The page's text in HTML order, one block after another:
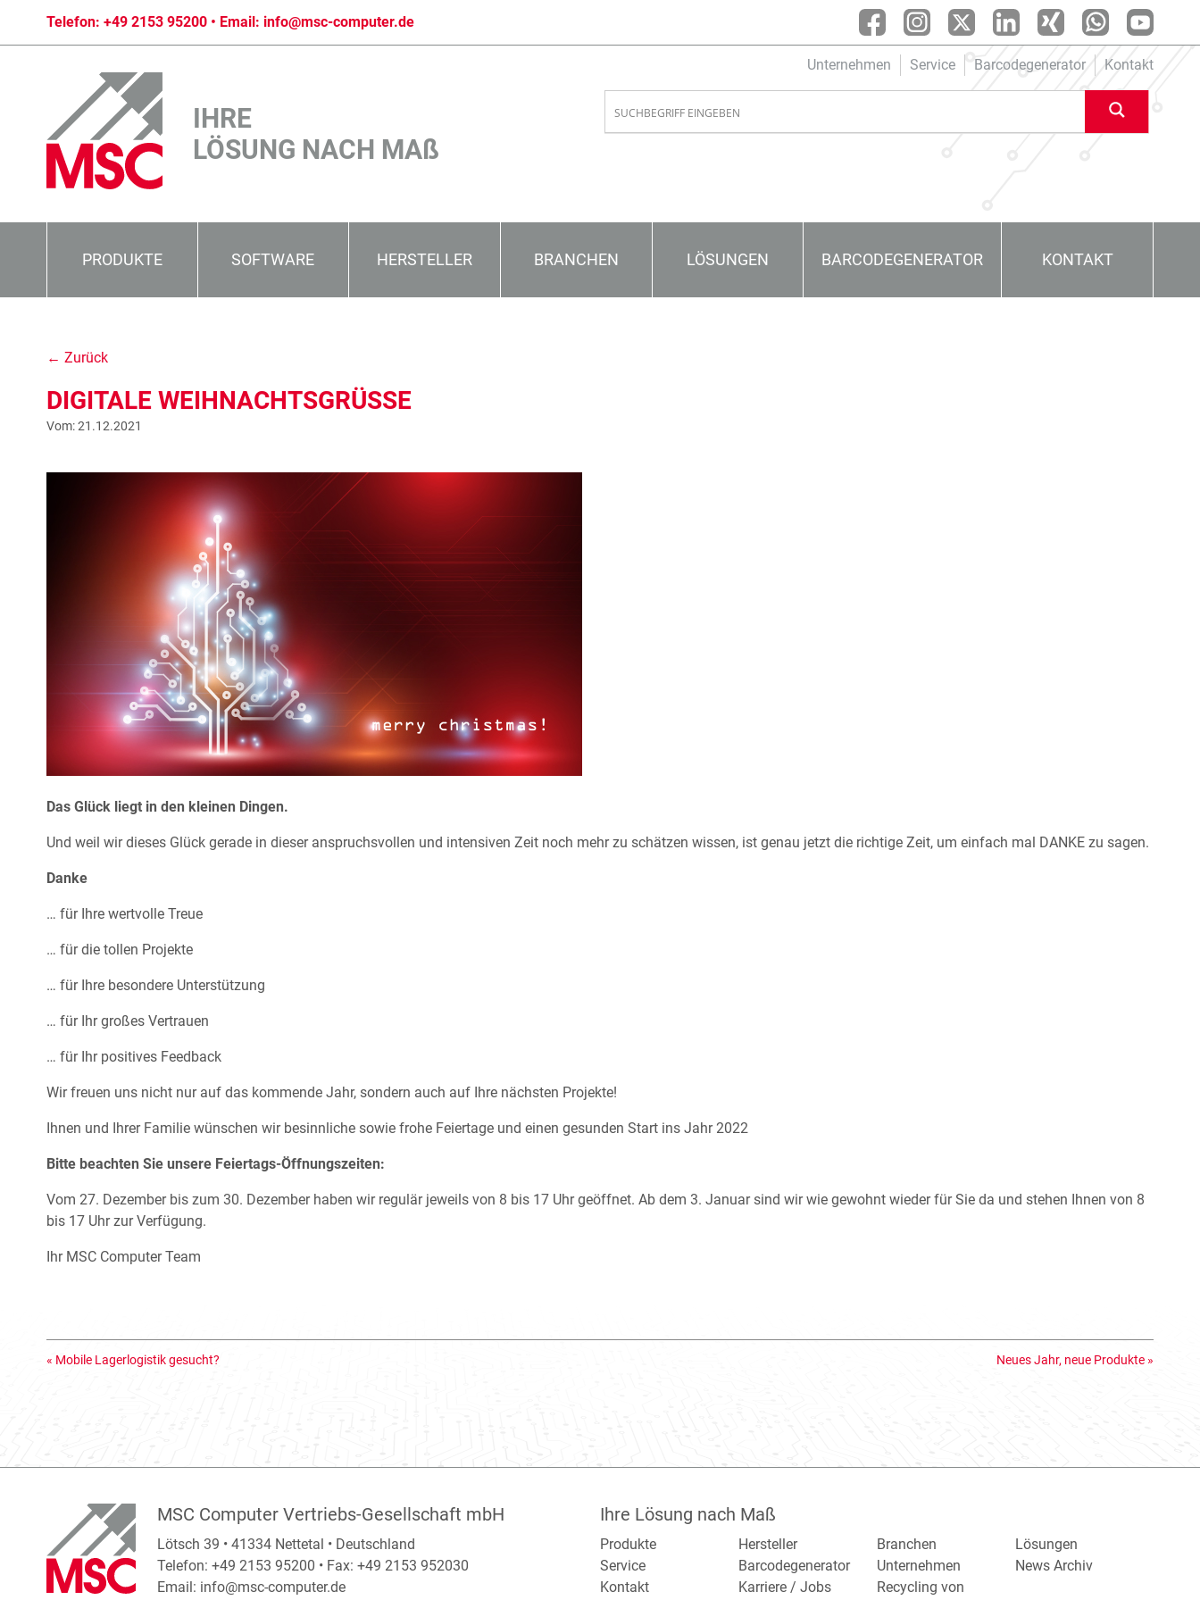
Telefon: +49 2153 95200 • Email: info@msc-computer.de
Unternehmen Service Barcodegenerator Kontakt
IHRE
LÖSUNG NACH MAß
PRODUKTE SOFTWARE HERSTELLER BRANCHEN LÖSUNGEN BARCODEGENERATOR KONTAKT
← Zurück
DIGITALE WEIHNACHTSGRÜSSE
Vom: 21.12.2021
Das Glück liegt in den kleinen Dingen.
Und weil wir dieses Glück gerade in dieser anspruchsvollen und intensiven Zeit noch mehr zu schätzen wissen, ist genau jetzt die richtige Zeit, um einfach mal DANKE zu sagen.
Danke
… für Ihre wertvolle Treue
… für die tollen Projekte
… für Ihre besondere Unterstützung
… für Ihr großes Vertrauen
… für Ihr positives Feedback
Wir freuen uns nicht nur auf das kommende Jahr, sondern auch auf Ihre nächsten Projekte!
Ihnen und Ihrer Familie wünschen wir besinnliche sowie frohe Feiertage und einen gesunden Start ins Jahr 2022
Bitte beachten Sie unsere Feiertags-Öffnungszeiten:
Vom 27. Dezember bis zum 30. Dezember haben wir regulär jeweils von 8 bis 17 Uhr geöffnet. Ab dem 3. Januar sind wir wie gewohnt wieder für Sie da und stehen Ihnen von 8
bis 17 Uhr zur Verfügung.
Ihr MSC Computer Team
« Mobile Lagerlogistik gesucht? Neues Jahr, neue Produkte »
MSC Computer Vertriebs-Gesellschaft mbH
Lötsch 39 • 41334 Nettetal • Deutschland
Telefon: +49 2153 95200 • Fax: +49 2153 952030
Email: info@msc-computer.de
Ihre Lösung nach Maß
Produkte Hersteller Branchen
Lösungen
Service
Barcodegenerator Unternehmen
News Archiv
Kontakt
Karriere / Jobs Recycling von